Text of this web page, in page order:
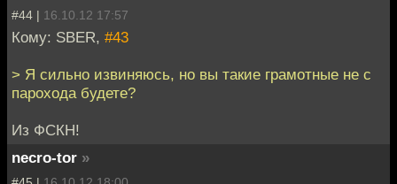
#44 | 16.10.12 17:57
Кому: SBER, #43
> Я сильно извиняюсь, но вы такие грамотные не с
парохода будете?
Из ФСКН!
necro-tor »